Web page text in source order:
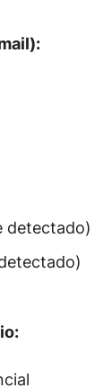
detectado)